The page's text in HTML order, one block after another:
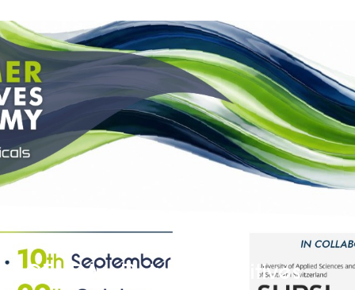
AGENDA – Polymer Additives